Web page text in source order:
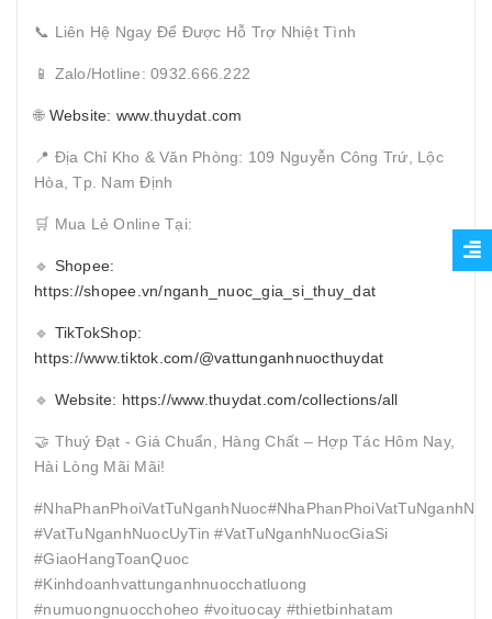
📞 Liên Hệ Ngay Để Được Hỗ Trợ Nhiệt Tình
📱 Zalo/Hotline: 0932.666.222
🌐 Website: www.thuydat.com
📍 Địa Chỉ Kho & Văn Phòng: 109 Nguyễn Công Trứ, Lộc
Hòa, Tp. Nam Định
🛒 Mua Lẻ Online Tại:
🔹 Shopee:
https://shopee.vn/nganh_nuoc_gia_si_thuy_dat
🔹 TikTokShop:
https://www.tiktok.com/@vattunganhnuocthuydat
🔹 Website: https://www.thuydat.com/collections/all
🤝 Thuý Đạt - Giá Chuẩn, Hàng Chất – Hợp Tác Hôm Nay,
Hài Lòng Mãi Mãi!
#VatTuNganhNuocUyTin #VatTuNganhNuocGiaSi
#GiaoHangToanQuoc
#Kinhdoanhvattunganhnuocchatluong
#numuongnuocchoheo #voituocay #thietbinhatam